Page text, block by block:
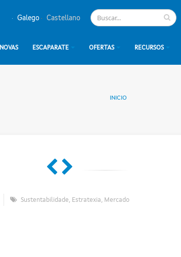
Galego Castellano
NOVAS ESCAPARATE OFERTAS RECURSOS
INICIO
Sustentabilidade, Estratexia, Mercado